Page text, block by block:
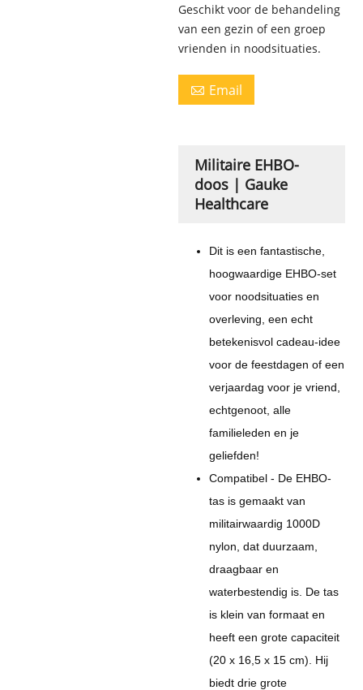
Geschikt voor de behandeling
van een gezin of een groep
vrienden in noodsituaties.
 Email
Militaire EHBO-
doos | Gauke
Healthcare
Dit is een fantastische,
hoogwaardige EHBO-set
voor noodsituaties en
overleving, een echt
betekenisvol cadeau-idee
voor de feestdagen of een
verjaardag voor je vriend,
echtgenoot, alle
familieleden en je
geliefden!
Compatibel - De EHBO-
tas is gemaakt van
militairwaardig 1000D
nylon, dat duurzaam,
draagbaar en
waterbestendig is. De tas
is klein van formaat en
heeft een grote capaciteit
(20 x 16,5 x 15 cm). Hij
biedt drie grote